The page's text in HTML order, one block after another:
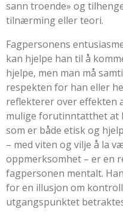
sann troende» og
tilnærming eller teori.
Fagpersonens
kan hjelpe han til å
hjelpe, men man må
respekten for han eller
reflekterer over effekten
mulige forutinntatthet at
som er både etisk og
– med viten og vilje å la
oppmerksomhet – er en
fagpersonen mentalt.
for en illusjon om
utgangspunktet